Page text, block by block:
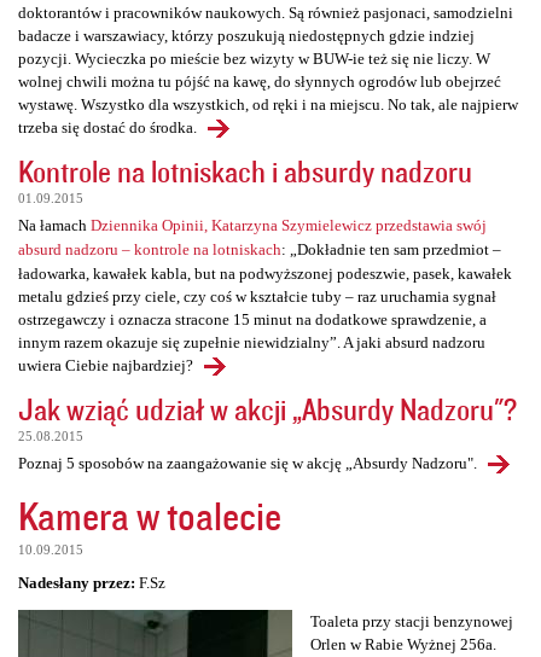
doktorantów i pracowników naukowych. Są również pasjonaci, samodzielni
badacze i warszawiacy, którzy poszukują niedostępnych gdzie indziej
pozycji. Wycieczka po mieście bez wizyty w BUW-ie też się nie liczy. W
wolnej chwili można tu pójść na kawę, do słynnych ogrodów lub obejrzeć
wystawę. Wszystko dla wszystkich, od ręki i na miejscu. No tak, ale najpierw
trzeba się dostać do środka.
Kontrole na lotniskach i absurdy nadzoru
01.09.2015
Na łamach Dziennika Opinii, Katarzyna Szymielewicz przedstawia swój
absurd nadzoru – kontrole na lotniskach: „Dokładnie ten sam przedmiot –
ładowarka, kawałek kabla, but na podwyższonej podeszwie, pasek, kawałek
metalu gdzieś przy ciele, czy coś w kształcie tuby – raz uruchamia sygnał
ostrzegawczy i oznacza stracone 15 minut na dodatkowe sprawdzenie, a
innym razem okazuje się zupełnie niewidzialny”. A jaki absurd nadzoru
uwiera Ciebie najbardziej?
Jak wziąć udział w akcji „Absurdy Nadzoru"?
25.08.2015
Poznaj 5 sposobów na zaangażowanie się w akcję „Absurdy Nadzoru".
Kamera w toalecie
10.09.2015
Nadesłany przez: F.Sz
Toaleta przy stacji benzynowej
Orlen w Rabie Wyżnej 256a.